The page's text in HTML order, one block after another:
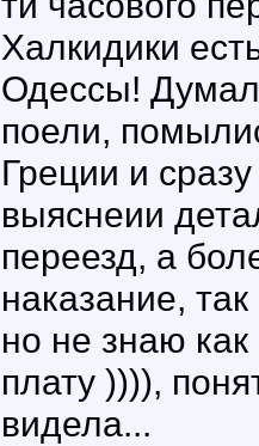
Халкидики
Одессы!
поели,
Греции и
выяснеии
переезд, а
наказание,
но не знаю
плату )))),
видела...